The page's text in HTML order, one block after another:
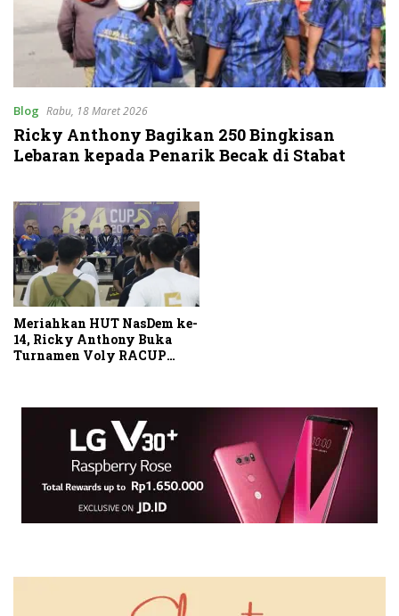
Blog Rabu, 18 Maret 2026
Ricky Anthony Bagikan 250 Bingkisan
Lebaran kepada Penarik Becak di Stabat
Meriahkan HUT NasDem ke-
14, Ricky Anthony Buka
Turnamen Voly RACUP